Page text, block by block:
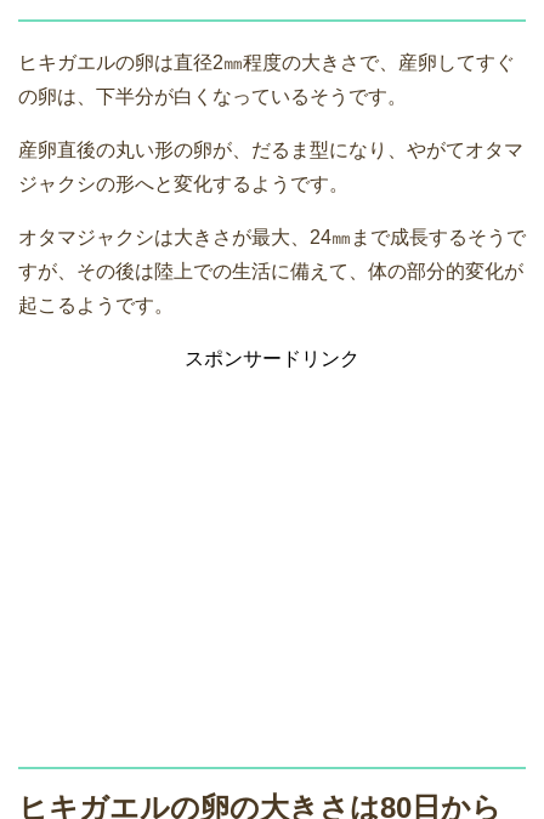
ヒキガエルの卵は直径2㎜程度の大きさで、産卵してすぐ
の卵は、下半分が白くなっているそうです。
産卵直後の丸い形の卵が、だるま型になり、やがてオタマ
ジャクシの形へと変化するようです。
オタマジャクシは大きさが最大、24㎜まで成長するそうで
すが、その後は陸上での生活に備えて、体の部分的変化が
起こるようです。
スポンサードリンク
ヒキガエルの卵の大きさは80日から